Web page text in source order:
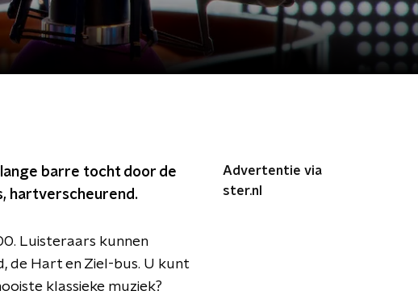
lange barre tocht door de
hartverscheurend.
Luisteraars kunnen
de Hart en Ziel-bus. U kunt
klassieke muziek?
Advertentie via
ster.nl